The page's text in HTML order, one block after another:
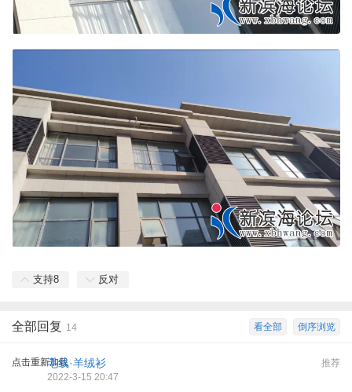
支持8 反对
倒序浏览
看全部
全部回复 14
点击重新加载 推荐
毛线·羊绒衫
2022-3-15 20:47